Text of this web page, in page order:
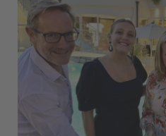
Mit
uns
feiern
Italiens